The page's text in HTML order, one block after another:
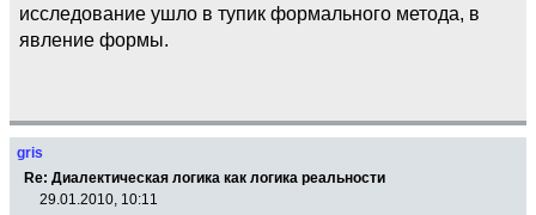
исследование ушло в тупик формального метода, в
явление формы.
gris
Re: Диалектическая логика как логика реальности
29.01.2010, 10:11